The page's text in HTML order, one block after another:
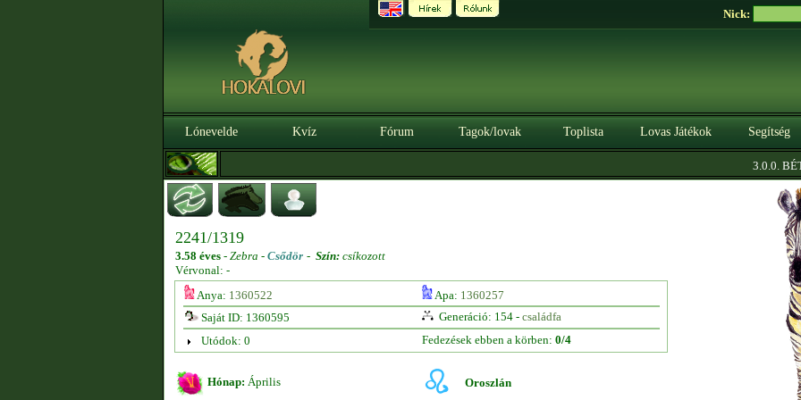
Nick:
Lónevelde Kvíz Fórum Tagok/lovak Toplista Lovas Játékok Segítség
3.0.0.
2241/1319
3.58 éves - Zebra - Csődör - Szín: csíkozott
Vérvonal: -
Anya: 1360522 Apa: 1360257
Saját ID: 1360595
Generáció: 154 - családfa
Utódok: 0
Fedezések ebben a körben: 0/4
Hónap: Április Oroszlán